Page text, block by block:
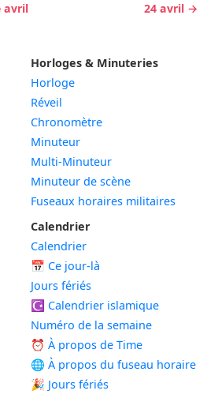
avril 24 avril →
Horloges & Minuteries
Horloge
Réveil
Chronomètre
Minuteur
Multi-Minuteur
Minuteur de scène
Fuseaux horaires militaires
Calendrier
Calendrier
📅 Ce jour-là
Jours fériés
☪️ Calendrier islamique
Numéro de la semaine
⏰ À propos de Time
🌐 À propos du fuseau horaire
🎉 Jours fériés